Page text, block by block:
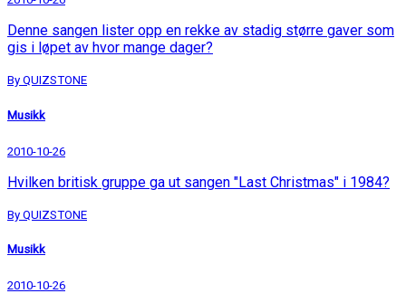
Denne sangen lister opp en rekke av stadig større gaver som
gis i løpet av hvor mange dager?
By QUIZSTONE
Musikk
2010-10-26
Hvilken britisk gruppe ga ut sangen "Last Christmas" i 1984?
By QUIZSTONE
Musikk
2010-10-26